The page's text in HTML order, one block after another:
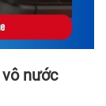
nước